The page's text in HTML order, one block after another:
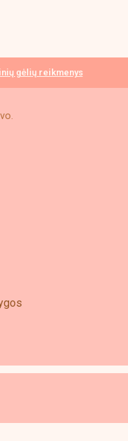
gėlių reikmenys